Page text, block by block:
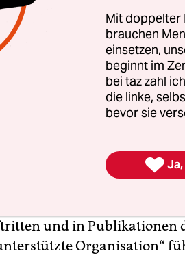
ziehen
und dann wieder zurück
oft in den letzten Wochen,
und ein neues
(NGO). Das
Organisationen, die mehr
und in Publikationen
Organisation“
Mit doppelter
brauchen
einsetzen,
beginnt im
bei taz zahl
die linke,
bevor sie
